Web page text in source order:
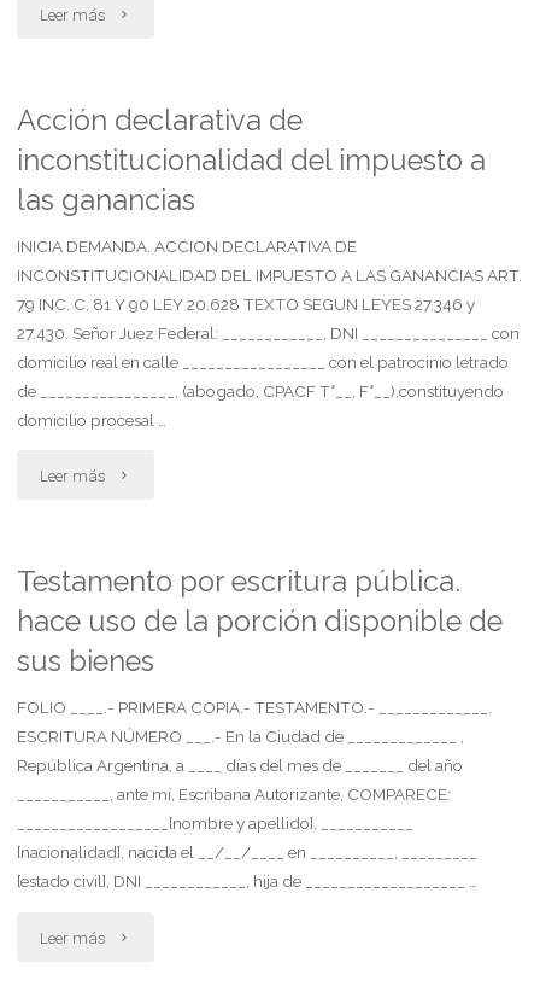
Leer más "Acompaña
solicita
se
declare
válido
testamento"
Acción declarativa de
inconstitucionalidad del impuesto a
las ganancias
INICIA DEMANDA. ACCION DECLARATIVA DE
INCONSTITUCIONALIDAD DEL IMPUESTO A LAS GANANCIAS ART.
79 INC. C, 81 Y 90 LEY 20.628 TEXTO SEGUN LEYES 27.346 y
27.430. Señor Juez Federal: ____________, DNI _______________ con
domicilio real en calle _________________ con el patrocinio letrado
de ________________, (abogado, CPACF T°__, F°__),constituyendo
domicilio procesal …
Leer más "Acción
inconstitucionalidad
del
impuesto
a
ganancias"
Testamento por escritura pública.
hace uso de la porción disponible de
sus bienes
FOLIO ____.- PRIMERA COPIA.- TESTAMENTO.- _____________.
ESCRITURA NÚMERO ___.- En la Ciudad de _____________ ,
República Argentina, a ____ días del mes de _______ del año
___________, ante mí, Escribana Autorizante, COMPARECE:
__________________[nombre y apellido], ___________
[nacionalidad], nacida el __/__/____ en __________, _________
[estado civil], DNI ____________, hija de ___________________ …
Leer más "Testamento